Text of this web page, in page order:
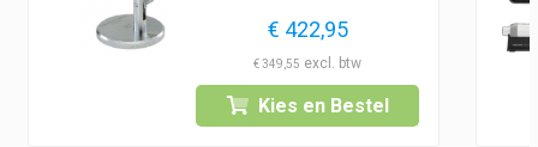
€ 422,95
€349,55
Kies en Bestel